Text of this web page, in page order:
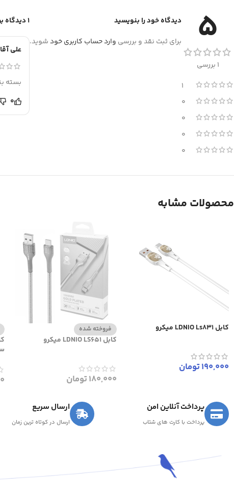
5
1 بررسی
1
0
0
0
0
1 دیدگاه برای
علی
بسته
0
دیدگاه خود را بنویسید
برای ثبت نقد و بررسی وارد حساب کاربری خودشوید.
محصولات مشابه
کابل LDNIO Ls831 میکرو
190,000تومان
فروخته شده
کابل LDNIO LS651 میکرو
180,000تومان
پرداخت آنلاین امن
پرداخت با کارت های شتاب
ارسال سریع
ارسال در کوتاه ترین زمان